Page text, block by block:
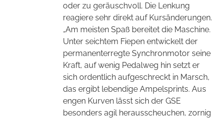
oder zu geräuschvoll. Die Lenkung
reagiere sehr direkt auf Kursänderungen.
„Am meisten Spaß bereitet die Maschine.
Unter seichtem Fiepen entwickelt der
permanenterregte Synchronmotor seine
Kraft, auf wenig Pedalweg hin setzt er
sich ordentlich aufgeschreckt in Marsch,
das ergibt lebendige Ampelsprints. Aus
engen Kurven lässt sich der GSE
besonders agil herausscheuchen, zornig